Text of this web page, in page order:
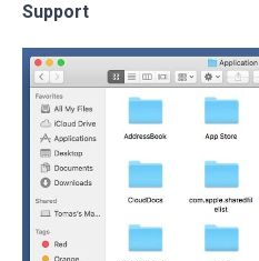
Support